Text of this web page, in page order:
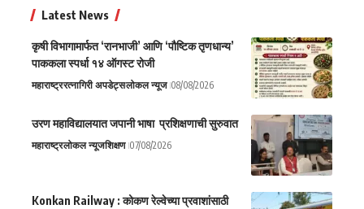
Latest News
कृषी विभागामार्फत ‘रानभाजी’ आणि ‘पौष्टिक तृणधान्य’
पाककला स्पर्धा १४ ऑगस्ट रोजी
महाराष्ट्ररत्नागिरी अपडेट्सलोकल न्यूज 08/08/2026
उरण महाविद्यालयात जपानी भाषा प्रशिक्षणाची सुरुवात
महाराष्ट्रलोकल न्यूजशिक्षण 07/08/2026
Konkan Railway : कोकण रेल्वेच्या प्रवाशांसाठी